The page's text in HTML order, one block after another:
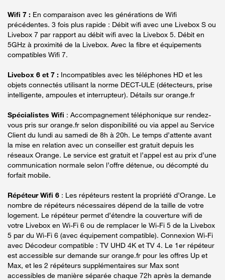
Wifi 7 : En comparaison avec les générations de Wifi
précédentes. 3 fois plus rapide : Débit wifi avec une Livebox S ou
Livebox 7 par rapport au débit wifi avec la Livebox 5. Débit en
5GHz à proximité de la Livebox. Avec la fibre et équipements
compatibles Wifi 7.
Livebox 6 et 7 : Incompatibles avec les téléphones HD et les
objets connectés utilisant la norme DECT-ULE (détecteurs, prise
intelligente, ampoules et interrupteur). Détails sur orange.fr
Spécialistes Wifi : Accompagnement téléphonique sur rendez-
vous pris sur orange.fr selon disponibilité ou via appel au Service
Client du lundi au samedi de 8h à 20h. Le temps d’attente avant
la mise en relation avec un conseiller est gratuit depuis les
réseaux Orange. Le service est gratuit et l’appel est au prix d’une
communication normale selon l’offre détenue, ou décompté du
forfait mobile.
Répéteur Wifi 6 : Les répéteurs restent la propriété d’Orange. Le
nombre de répéteurs nécessaires dépend de la taille de votre
logement. Le répéteur permet d’étendre la couverture wifi de
votre Livebox en Wi-Fi 6 ou de remplacer le Wi-Fi 5 de la Livebox
5 par du Wi-Fi 6 (avec équipement compatible). Connexion Wi-Fi
avec Décodeur compatible : TV UHD 4K et TV 4. Le 1er répéteur
est accessible sur demande sur orange.fr pour les offres Up et
Max, et les 2 répéteurs supplémentaires sur Max sont
accessibles de manière séparée chaque 72h après la demande